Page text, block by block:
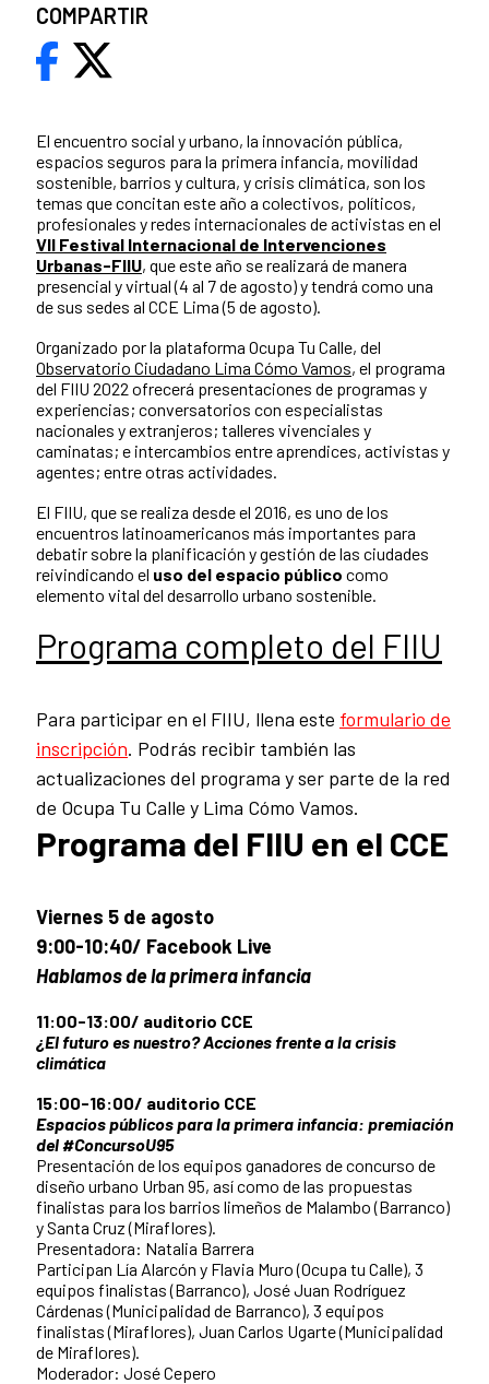
El encuentro social y urbano, la innovación pública,
espacios seguros para la primera infancia, movilidad
sostenible, barrios y cultura, y crisis climática, son los
temas que concitan este año a colectivos, políticos,
profesionales y redes internacionales de activistas en el
VII Festival Internacional de Intervenciones
Urbanas-FIIU, que este año se realizará de manera
presencial y virtual (4 al 7 de agosto) y tendrá como una
de sus sedes al CCE Lima (5 de agosto).
Organizado por la plataforma Ocupa Tu Calle, del
Observatorio Ciudadano Lima Cómo Vamos, el programa
del FIIU 2022 ofrecerá presentaciones de programas y
experiencias; conversatorios con especialistas
nacionales y extranjeros; talleres vivenciales y
caminatas; e intercambios entre aprendices, activistas y
agentes; entre otras actividades.
El FIIU, que se realiza desde el 2016, es uno de los
encuentros latinoamericanos más importantes para
debatir sobre la planificación y gestión de las ciudades
reivindicando el uso del espacio público como
elemento vital del desarrollo urbano sostenible.
Programa completo del FIIU
Para participar en el FIIU, llena este formulario de
inscripción. Podrás recibir también las
actualizaciones del programa y ser parte de la red
de Ocupa Tu Calle y Lima Cómo Vamos.
Programa del FIIU en el CCE
Viernes 5 de agosto
9:00-10:40/ Facebook Live
Hablamos de la primera infancia
11:00-13:00/ auditorio CCE
¿El futuro es nuestro? Acciones frente a la crisis
climática
15:00-16:00/ auditorio CCE
Espacios públicos para la primera infancia: premiación
del #ConcursoU95
Presentación de los equipos ganadores de concurso de
diseño urbano Urban 95, así como de las propuestas
finalistas para los barrios limeños de Malambo (Barranco)
y Santa Cruz (Miraflores).
Presentadora: Natalia Barrera
Participan Lía Alarcón y Flavia Muro (Ocupa tu Calle), 3
equipos finalistas (Barranco), José Juan Rodríguez
Cárdenas (Municipalidad de Barranco), 3 equipos
finalistas (Miraflores), Juan Carlos Ugarte (Municipalidad
de Miraflores).
Moderador: José Cepero
COMPARTIR